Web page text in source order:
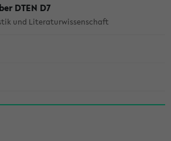
DTEN D7
und Literaturwissenschaft